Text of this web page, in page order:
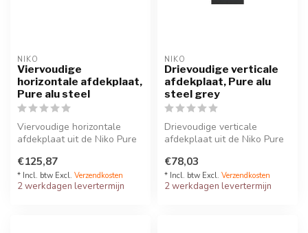
NIKO
Viervoudige
horizontale afdekplaat,
Pure alu steel
Viervoudige horizontale
afdekplaat uit de Niko Pure
€125,87
* Incl. btw Excl. Verzendkosten
2 werkdagen levertermijn
NIKO
Drievoudige verticale
afdekplaat, Pure alu
steel grey
Drievoudige verticale
afdekplaat uit de Niko Pure
€78,03
* Incl. btw Excl. Verzendkosten
2 werkdagen levertermijn